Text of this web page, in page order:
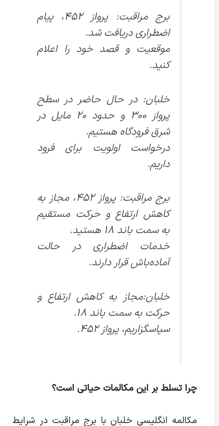
برج مراقبت: پرواز ۴۵۲، پیام
اضطراری دریافت شد.
موقعیت و قصد خود را اعلام
کنید.
خلبان: در حال حاضر در سطح
پرواز ۳۰۰ و حدود ۲۰ مایل در
شرق فرودگاه هستیم.
درخواست اولویت برای فرود
داریم.
برج مراقبت: پرواز ۴۵۲، مجاز به
کاهش ارتفاع و حرکت مستقیم
به سمت باند ۱۸ هستید.
خدمات اضطراری در حالت
آماده‌باش قرار دارند.
خلبان:مجاز به کاهش ارتفاع و
حرکت به سمت باند ۱۸.
سپاسگزاریم، پرواز ۴۵۲.
چرا تسلط بر این مکالمات حیاتی است؟
مکالمه انگلیسی خلبان با برج مراقبت در شرایط